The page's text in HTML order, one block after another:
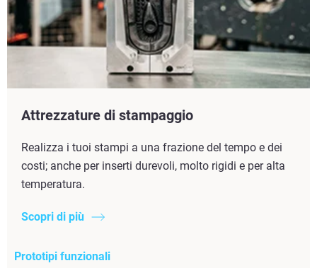
Attrezzature di stampaggio
Realizza i tuoi stampi a una frazione del tempo e dei
costi; anche per inserti durevoli, molto rigidi e per alta
temperatura.
Scopri di più
Prototipi funzionali